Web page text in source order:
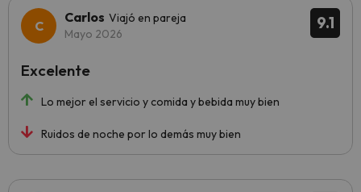
9.1
Carlos Viajó en pareja
Mayo 2026
Lo mejor el servicio y comida y bebida muy bien
Ruidos de noche por lo demás muy bien
Excelente